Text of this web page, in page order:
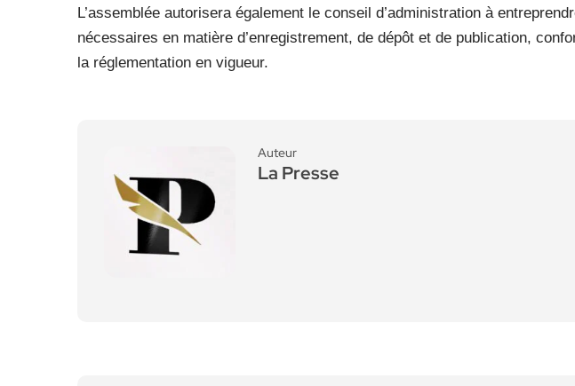
L’assemblée autorisera également le conseil d’administration à
nécessaires en matière d’enregistrement, de dépôt et de publication,
la réglementation en vigueur.
Auteur
La Presse